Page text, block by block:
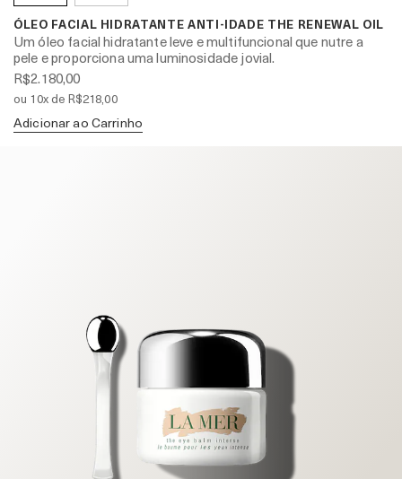
ÓLEO FACIAL HIDRATANTE ANTI-IDADE THE RENEWAL OIL
Um óleo facial hidratante leve e multifuncional que nutre a
pele e proporciona uma luminosidade jovial.
R$2.180,00
ou 10x de R$218,00
Adicionar ao Carrinho